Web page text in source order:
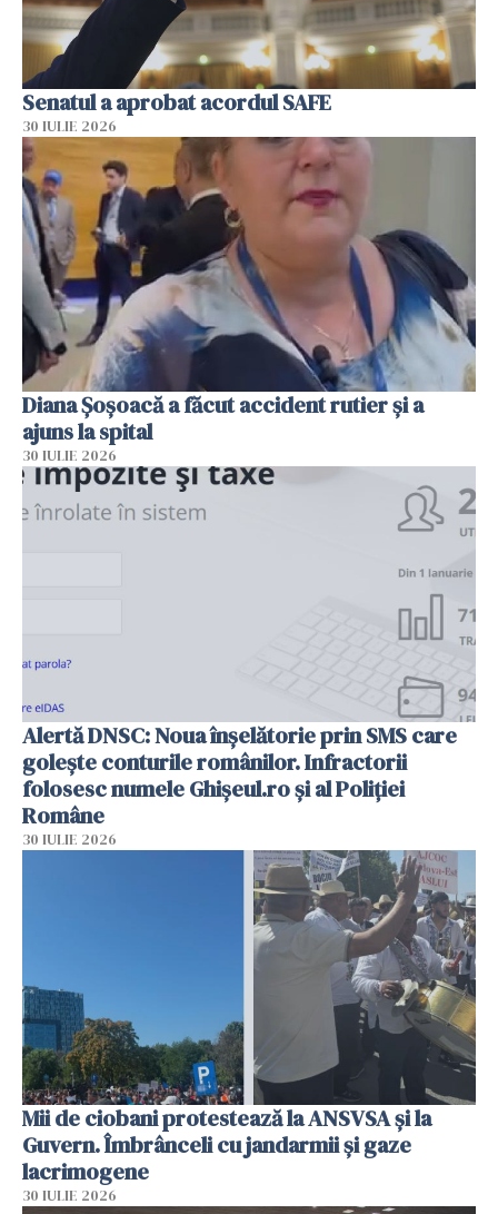
Senatul a aprobat acordul SAFE
30 IULIE 2026
Diana Șoșoacă a făcut accident rutier și a
ajuns la spital
30 IULIE 2026
Alertă DNSC: Noua înșelătorie prin SMS care
golește conturile românilor. Infractorii
folosesc numele Ghișeul.ro și al Poliției
Române
30 IULIE 2026
Mii de ciobani protestează la ANSVSA și la
Guvern. Îmbrânceli cu jandarmii și gaze
lacrimogene
30 IULIE 2026